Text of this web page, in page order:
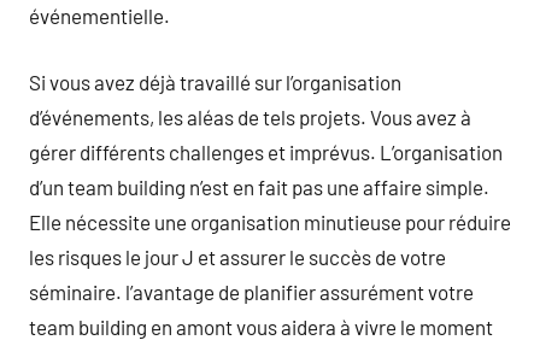
événementielle.
Si vous avez déjà travaillé sur l’organisation
d’événements, les aléas de tels projets. Vous avez à
gérer différents challenges et imprévus. L’organisation
d’un team building n’est en fait pas une affaire simple.
Elle nécessite une organisation minutieuse pour réduire
les risques le jour J et assurer le succès de votre
séminaire. l’avantage de planifier assurément votre
team building en amont vous aidera à vivre le moment